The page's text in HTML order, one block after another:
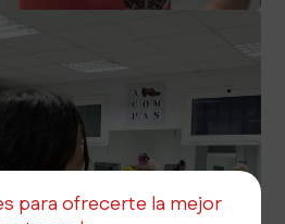
para ofrecerte la mejor